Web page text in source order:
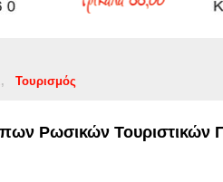
Τουρισμός
Ρωσικών Τουριστικών